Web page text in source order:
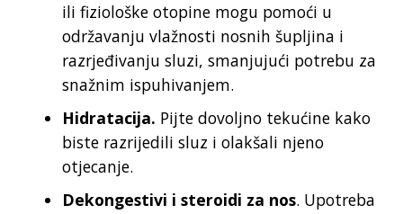
ili fiziološke otopine mogu pomoći u
održavanju vlažnosti nosnih šupljina i
razrjeđivanju sluzi, smanjujući potrebu za
snažnim ispuhivanjem.
Hidratacija. Pijte dovoljno tekućine kako
biste razrijedili sluz i olakšali njeno
otjecanje.
Dekongestivi i steroidi za nos. Upotreba